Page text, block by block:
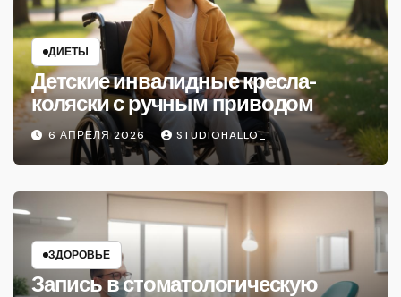
ДИЕТЫ
Детские инвалидные кресла-
коляски с ручным приводом
6 АПРЕЛЯ 2026 STUDIOHALLO_
ЗДОРОВЬЕ
Запись в стоматологическую